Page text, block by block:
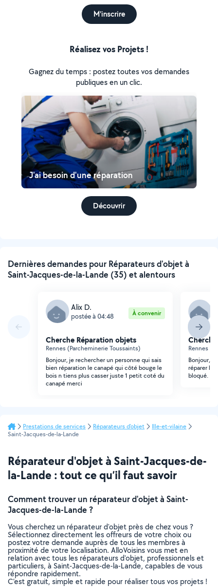
M'inscrire
Réalisez vos Projets !
Gagnez du temps : postez toutes vos demandes
publiques en un clic.
J'ai besoin d'une réparation
Découvrir
Dernières demandes pour Réparateurs d'objet à
Saint-Jacques-de-la-Lande (35) et alentours
Alix D.
postée à 04:48 À convenir
Cherche Réparation objets
Rennes (Parcheminerie Toussaints)
Bonjour, je rechercher un personne qui sais
bien réparation le canapé qui côté bouge le
bois n tiens plus casser juste 1 petit coté du
canapé merci
Rennes
Bonjour,
réparer le
bloqué.
Prestations de services Réparateurs d'objet
Ille-et-vilaine
Saint-Jacques-de-la-Lande
Réparateur d'objet à Saint-Jacques-de-
la-Lande : tout ce qu’il faut savoir
Comment trouver un réparateur d'objet à Saint-
Jacques-de-la-Lande ?
Vous cherchez un réparateur d'objet près de chez vous ?
Sélectionnez directement les offreurs de votre choix ou
postez votre demande auprès de tous les membres à
proximité de votre localisation. AlloVoisins vous met en
relation avec tous les réparateurs d'objet, professionnels et
particuliers, à Saint-Jacques-de-la-Lande, capables de vous
répondre rapidement.
C’est gratuit, simple et rapide pour réaliser tous vos projets !